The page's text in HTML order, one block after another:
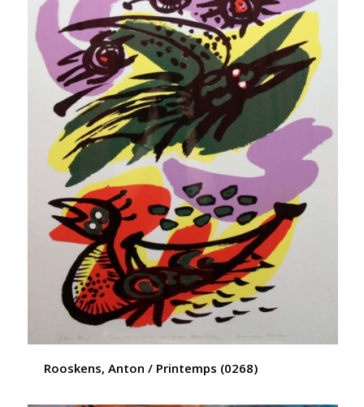
Rooskens, Anton / Printemps (0268)